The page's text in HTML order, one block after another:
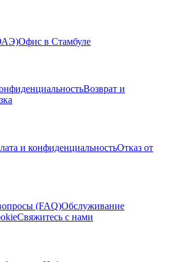
Офис в Стамбуле
Возврат и
и конфиденциальностьОтказ от
(FAQ)Обслуживание
Свяжитесь с нами